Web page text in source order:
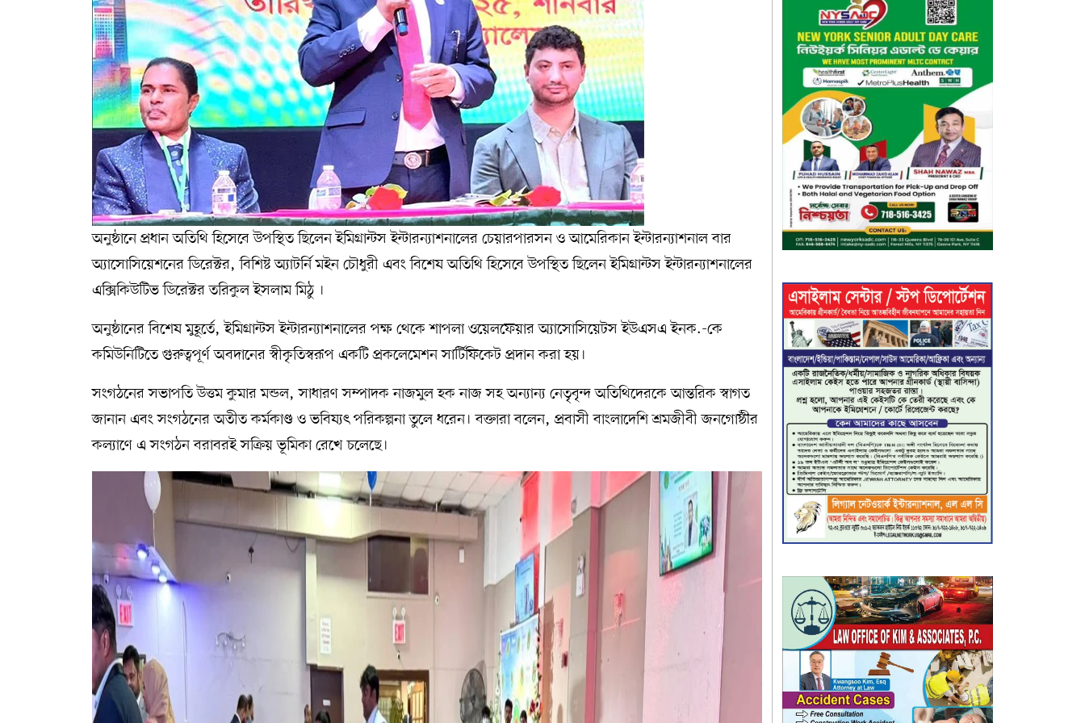
অনুষ্ঠানে প্রধান অতিথি হিসেবে উপস্থিত ছিলেন ইমিগ্রান্টস ইন্টারন্যাশনালের চেয়ারপারসন ও আমেরিকান ইন্টারন্যাশনাল বার
অ্যাসোসিয়েশনের ডিরেক্টর, বিশিষ্ট অ্যাটর্নি মইন চৌধুরী এবং বিশেষ অতিথি হিসেবে উপস্থিত ছিলেন ইমিগ্রান্টস ইন্টারন্যাশনালের
এক্সিকিউটিভ ডিরেক্টর তরিকুল ইসলাম মিঠু ।
অনুষ্ঠানের বিশেষ মুহূর্তে, ইমিগ্রান্টস ইন্টারন্যাশনালের পক্ষ থেকে শাপলা ওয়েলফেয়ার অ্যাসোসিয়েটস ইউএসএ ইনক.-কে
কমিউনিটিতে গুরুত্বপূর্ণ অবদানের স্বীকৃতিস্বরূপ একটি প্রকলেমেশন সার্টিফিকেট প্রদান করা হয়।
সংগঠনের সভাপতি উত্তম কুমার মন্ডল, সাধারণ সম্পাদক নাজমুল হক নাজ সহ অন্যান্য নেতৃবৃন্দ অতিথিদেরকে আন্তরিক স্বাগত
জানান এবং সংগঠনের অতীত কর্মকাণ্ড ও ভবিষ্যৎ পরিকল্পনা তুলে ধরেন। বক্তারা বলেন, প্রবাসী বাংলাদেশি শ্রমজীবী জনগোষ্ঠীর
কল্যাণে এ সংগঠন বরাবরই সক্রিয় ভূমিকা রেখে চলেছে।